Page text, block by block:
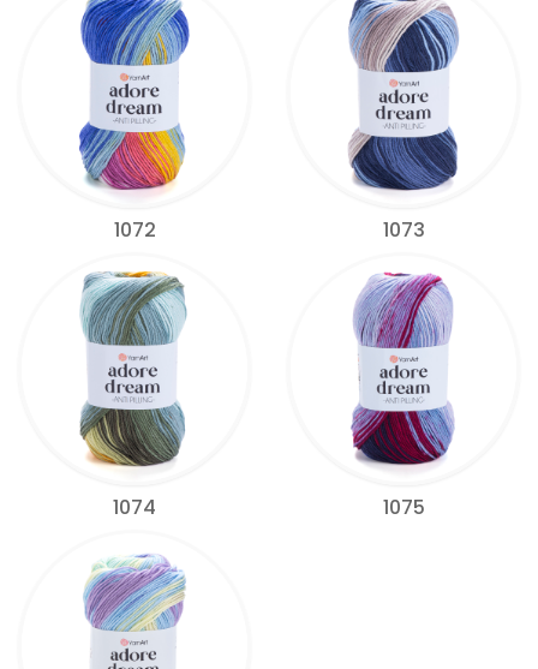
1072 1073
1074 1075